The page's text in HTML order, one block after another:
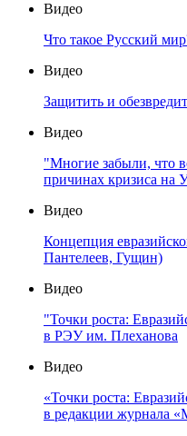
Видео
Что такое Русский
Видео
Защитить и
Видео
"Многие забыли, что
причинах кризиса на
Видео
Концепция
Пантелеев, Гущин)
Видео
"Точки роста:
в РЭУ им. Плеханова
Видео
«Точки роста:
в редакции журнала